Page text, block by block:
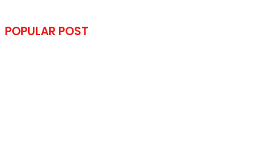
POPULAR POST